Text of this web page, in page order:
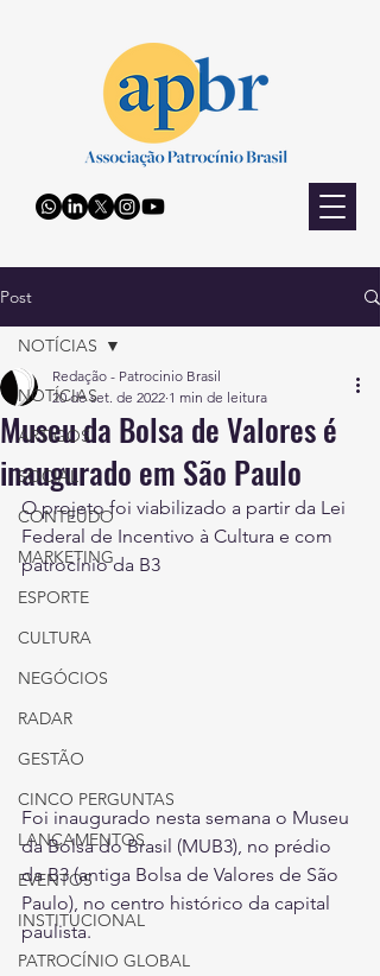
Post
NOTÍCIAS
ARTIGOS
SOCIAL
CONTEÚDO
MARKETING
ESPORTE
CULTURA
NEGÓCIOS
RADAR
GESTÃO
CINCO PERGUNTAS
LANÇAMENTOS
EVENTOS
INSTITUCIONAL
PATROCÍNIO GLOBAL
NOTÍCIAS
Museu da Bolsa de Valores é
inaugurado em São Paulo
Redação - Patrocinio Brasil
20 de set. de 2022 1 min de leitura
O projeto foi viabilizado a partir da Lei
Federal de Incentivo à Cultura e com
patrocínio da B3
Foi inaugurado nesta semana o Museu
da Bolsa do Brasil (MUB3), no prédio
da B3 (antiga Bolsa de Valores de São
Paulo), no centro histórico da capital
paulista.